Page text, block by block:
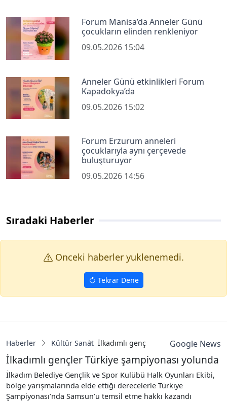
Forum Manisa’da Anneler Günü
çocukların elinden renkleniyor
09.05.2026 15:04
Anneler Günü etkinlikleri Forum
Kapadokya’da
09.05.2026 15:02
Forum Erzurum anneleri
çocuklarıyla aynı çerçevede
buluşturuyor
09.05.2026 14:56
Sıradaki Haberler
Onceki haberler yuklenemedi.
Tekrar Dene
Haberler Kültür Sanat İlkadımlı gençler TürkiyeGoogle News
İlkadımlı gençler Türkiye şampiyonası yolunda
İlkadım Belediye Gençlik ve Spor Kulübü Halk Oyunları Ekibi,
bölge yarışmalarında elde ettiği derecelerle Türkiye
Şampiyonası’nda Samsun’u temsil etme hakkı kazandı